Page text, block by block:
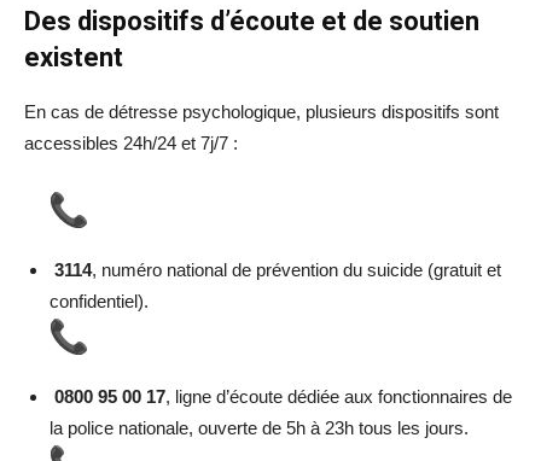
Des dispositifs d’écoute et de soutien
existent
En cas de détresse psychologique, plusieurs dispositifs sont
accessibles 24h/24 et 7j/7 :
3114, numéro national de prévention du suicide (gratuit et
confidentiel).
0800 95 00 17, ligne d’écoute dédiée aux fonctionnaires de
la police nationale, ouverte de 5h à 23h tous les jours.